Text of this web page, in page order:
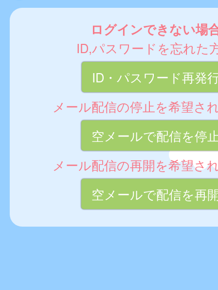
ログインできない場
ID,パスワードを忘れた
ID・パスワード再発
メール配信の停止を希望さ
空メールで配信を停
メール配信の再開を希望さ
空メールで配信を再